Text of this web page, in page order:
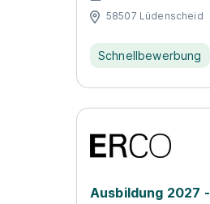
58507 Lüdenscheid
Schnellbewerbung
Ausbildung 2027 -